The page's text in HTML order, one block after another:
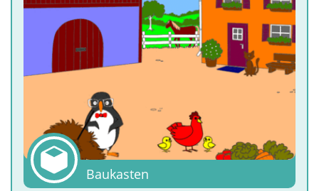
Baukasten